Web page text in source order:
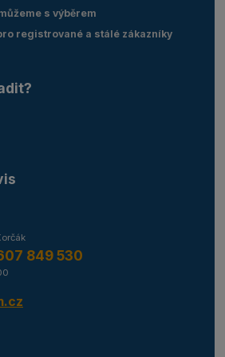
s výběrem
registrované a stálé zákazníky
849 530